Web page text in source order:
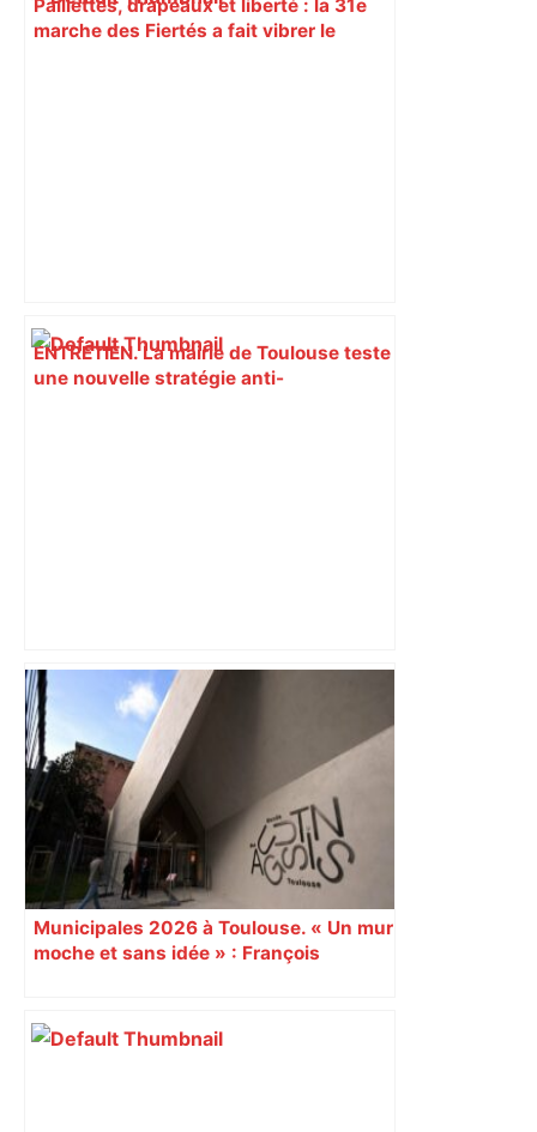
Paillettes, drapeaux et liberté : la 31e
marche des Fiertés a fait vibrer le
ENTRETIEN. La mairie de Toulouse teste
une nouvelle stratégie anti-
Sous cocaïne et cannabis, le chauffard
de 21 ans surpris à 207 km/h sur le
périphérique de Toulouse –
ladepeche.fr
Municipales 2026 à Toulouse. « Un mur
moche et sans idée » : François
Augustins